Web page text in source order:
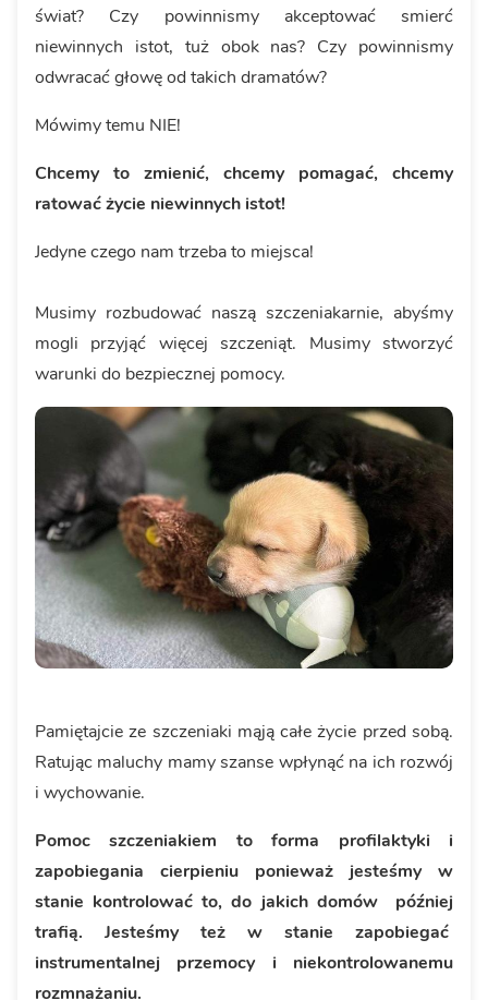
świat? Czy powinnismy akceptować smierć
niewinnych istot, tuż obok nas? Czy powinnismy
odwracać głowę od takich dramatów?
Mówimy temu NIE!
Chcemy to zmienić, chcemy pomagać, chcemy
ratować życie niewinnych istot!
Jedyne czego nam trzeba to miejsca!
Musimy rozbudować naszą szczeniakarnie, abyśmy
mogli przyjąć więcej szczeniąt. Musimy stworzyć
warunki do bezpiecznej pomocy.
Pamiętajcie ze szczeniaki mąją całe życie przed sobą.
Ratując maluchy mamy szanse wpłynąć na ich rozwój
i wychowanie.
Pomoc szczeniakiem to forma profilaktyki i
zapobiegania cierpieniu ponieważ jesteśmy w
stanie kontrolować to, do jakich domów później
trafią. Jesteśmy też w stanie zapobiegać
instrumentalnej przemocy i niekontrolowanemu
rozmnażaniu.